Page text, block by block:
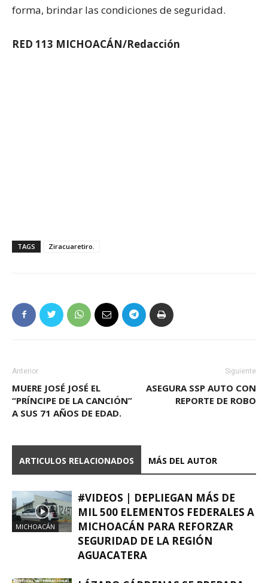
forma, brindar las condiciones de seguridad.
RED 113 MICHOACÁN/Redacción
TAGS Ziracuaretiro.
Anterior
MUERE JOSÉ JOSÉ EL
“PRÍNCIPE DE LA CANCIÓN”
A SUS 71 AÑOS DE EDAD.
Siguiente
ASEGURA SSP AUTO CON
REPORTE DE ROBO
ARTICULOS RELACIONADOS MÁS DEL AUTOR
MICHOACÁN
#VIDEOS | DEPLIEGAN MÁS DE
MIL 500 ELEMENTOS FEDERALES A
MICHOACÁN PARA REFORZAR
SEGURIDAD DE LA REGIÓN
AGUACATERA